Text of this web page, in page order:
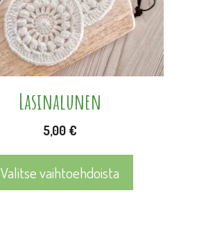
Lasinalunen
5,00 €
Valitse vaihtoehdoista